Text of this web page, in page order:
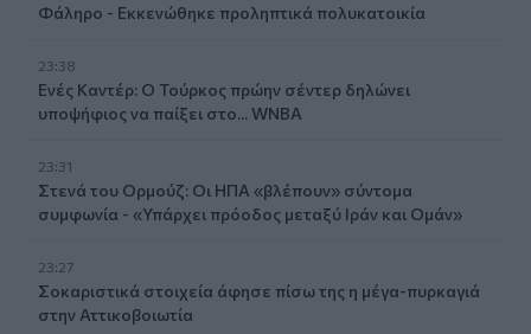
Φάληρο - Εκκενώθηκε προληπτικά πολυκατοικία
23:38
Ενές Καντέρ: Ο Τούρκος πρώην σέντερ δηλώνει
υποψήφιος να παίξει στο... WNBA
23:31
Στενά του Ορμούζ: Οι ΗΠΑ «βλέπουν» σύντομα
συμφωνία - «Υπάρχει πρόοδος μεταξύ Ιράν και Ομάν»
23:27
Σοκαριστικά στοιχεία άφησε πίσω της η μέγα-πυρκαγιά
στην Αττικοβοιωτία